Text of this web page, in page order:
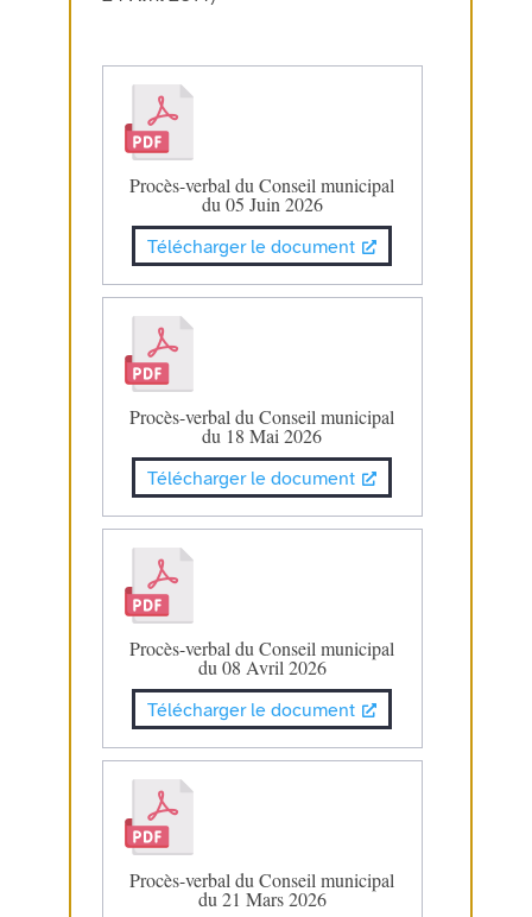
Procès-verbal du Conseil municipal
du 05 Juin 2026
Télécharger le document
Procès-verbal du Conseil municipal
du 18 Mai 2026
Télécharger le document
Procès-verbal du Conseil municipal
du 08 Avril 2026
Télécharger le document
Procès-verbal du Conseil municipal
du 21 Mars 2026